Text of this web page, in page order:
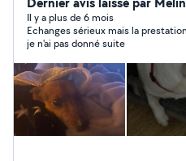
avec un développeur web
Il y a plus de 6 mois
Echanges sérieux mais la
je n'ai pas donné suite